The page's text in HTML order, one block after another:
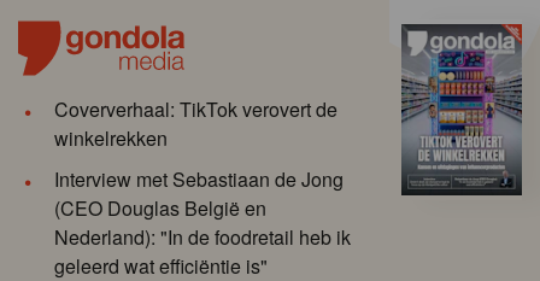
Coververhaal: TikTok verovert de
winkelrekken
Interview met Sebastiaan de Jong
(CEO Douglas België en
Nederland): "In de foodretail heb ik
geleerd wat efficiëntie is"